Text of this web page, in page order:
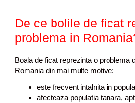
?
De ce bolile de ficat
problema in
Boala de ficat reprezinta o problema
Romania din mai multe motive:
este frecvent intalnita in
afecteaza populatia tanara,